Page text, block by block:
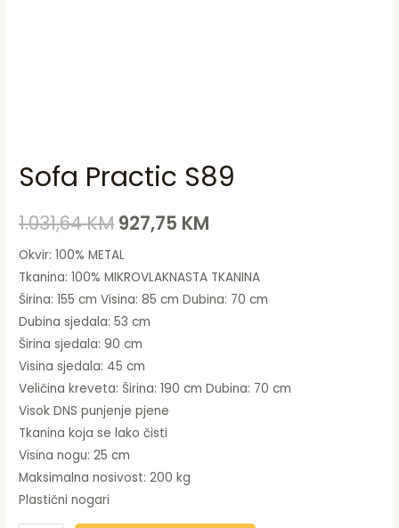
Sofa Practic S89
1.031,64KM 927,75 KM
Okvir: 100% METAL
Tkanina: 100% MIKROVLAKNASTA TKANINA
Širina: 155 cm Visina: 85 cm Dubina: 70 cm
Dubina sjedala: 53 cm
Širina sjedala: 90 cm
Visina sjedala: 45 cm
Veličina kreveta: Širina: 190 cm Dubina: 70 cm
Visok DNS punjenje pjene
Tkanina koja se lako čisti
Visina nogu: 25 cm
Maksimalna nosivost: 200 kg
Plastični nogari